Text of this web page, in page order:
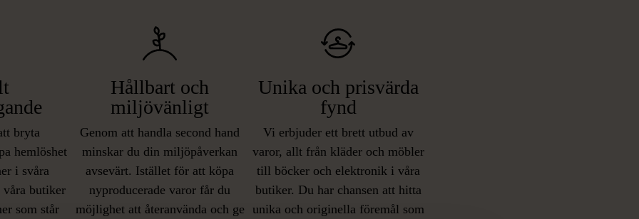
bryta
hemlöshet
i svåra
butiker
som står
Hållbart och
miljövänligt
Genom att handla second hand
minskar du din miljöpåverkan
avsevärt. Istället för att köpa
nyproducerade varor får du
möjlighet att återanvända och ge
Unika och prisvärda
fynd
Vi erbjuder ett brett utbud av
varor, allt från kläder och möbler
till böcker och elektronik i våra
butiker. Du har chansen att hitta
unika och originella föremål som